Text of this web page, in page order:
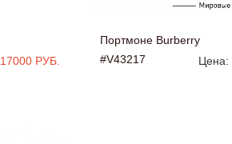
17000 РУБ.
Портмоне Burberry
#V43217
Цена: